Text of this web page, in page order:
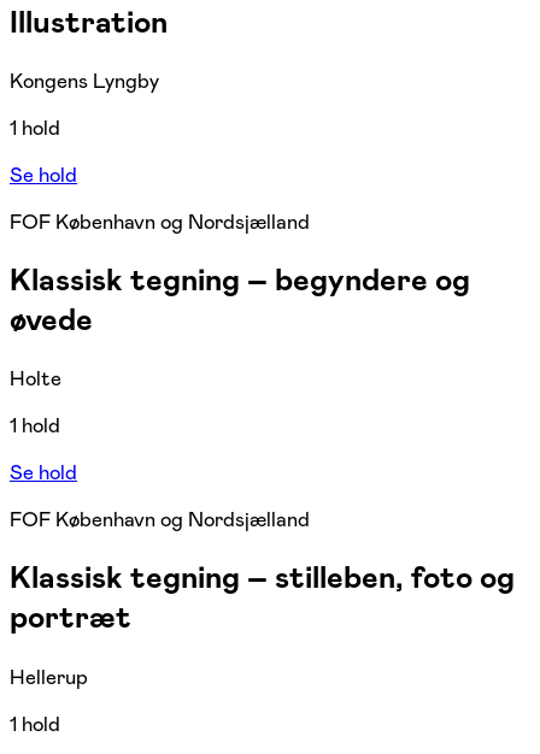
Illustration
Kongens Lyngby
1 hold
Se hold
FOF København og Nordsjælland
Klassisk tegning – begyndere og
øvede
Holte
1 hold
Se hold
FOF København og Nordsjælland
Klassisk tegning – stilleben, foto og
portræt
Hellerup
1 hold